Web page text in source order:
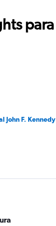
para
John F. Kennedy